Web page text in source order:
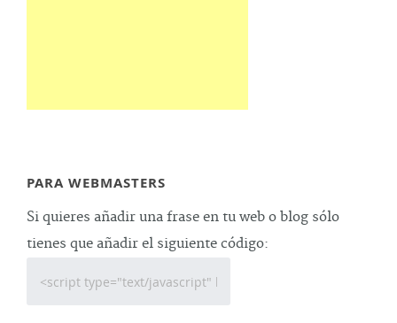
PARA WEBMASTERS
Si quieres añadir una frase en tu web o blog sólo
tienes que añadir el siguiente código: